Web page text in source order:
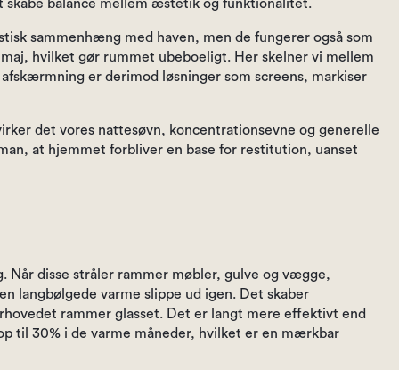
skabe balance mellem æstetik og funktionalitet.
sammenhæng med haven, men de fungerer også som
hvilket gør rummet ubeboeligt. Her skelner vi mellem
er derimod løsninger som screens, markiser
det vores nattesøvn, koncentrationsevne og generelle
at hjemmet forbliver en base for restitution, uanset
Når disse stråler rammer møbler, gulve og vægge,
langbølgede varme slippe ud igen. Det skaber
rammer glasset. Det er langt mere effektivt end
til 30% i de varme måneder, hvilket er en mærkbar